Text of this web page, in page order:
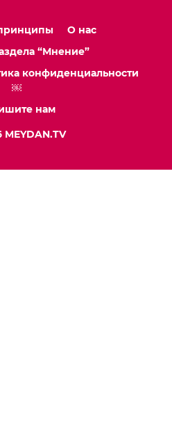
О нас
“Мнение”
конфиденциальности
￼
нам
MEYDAN.TV